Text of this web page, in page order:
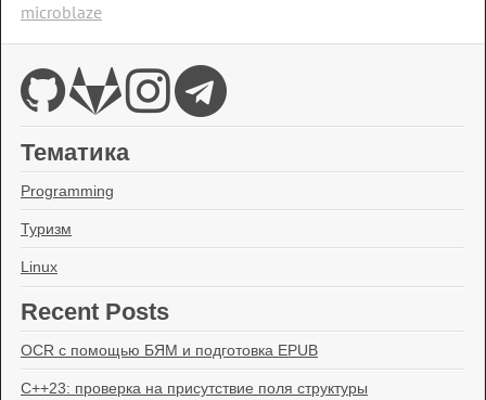
microblaze
Тематика
Programming
Туризм
Linux
Recent Posts
OCR с помощью БЯМ и подготовка EPUB
C++23: проверка на присутствие поля структуры